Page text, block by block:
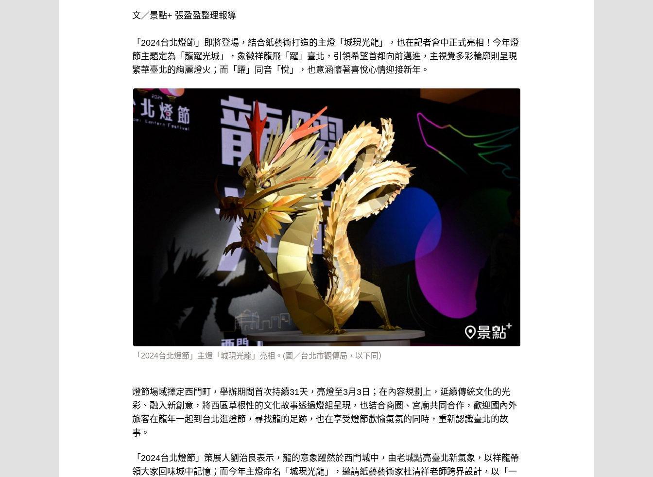
文／景點+ 張盈盈整理報導
「2024台北燈節」即將登場，結合紙藝術打造的主燈「城現光龍」，也在記者會中正式亮相！今年燈
節主題定為「龍躍光城」，象徵祥龍飛「躍」臺北，引領希望首都向前邁進，主視覺多彩輪廓則呈現
繁華臺北的絢麗燈火；而「躍」同音「悅」，也意涵懷著喜悅心情迎接新年。
「2024台北燈節」主燈「城現光龍」亮相。(圖／台北市觀傳局，以下同）
燈節場域擇定西門町，舉辦期間首次持續31天，亮燈至3月3日；在內容規劃上，延續傳統文化的光
彩、融入新創意，將西區草根性的文化故事透過燈組呈現，也結合商圈、宮廟共同合作，歡迎國內外
旅客在龍年一起到台北逛燈節，尋找龍的足跡，也在享受燈節歡愉氣氛的同時，重新認識臺北的故
事。
「2024台北燈節」策展人劉治良表示，龍的意象躍然於西門城中，由老城點亮臺北新氣象，以祥龍帶
領大家回味城中記憶；而今年主燈命名「城現光龍」，邀請紙藝藝術家杜清祥老師跨界設計，以「一